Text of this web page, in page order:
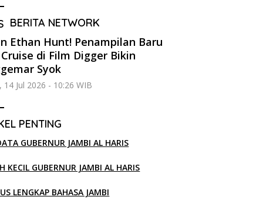
BERITA NETWORK
Ethan Hunt! Penampilan Baru
di Film Digger Bikin
Syok
14 Jul 2026 - 10:26 WIB
PENTING
GUBERNUR JAMBI AL HARIS
KECIL GUBERNUR JAMBI AL HARIS
LENGKAP BAHASA JAMBI